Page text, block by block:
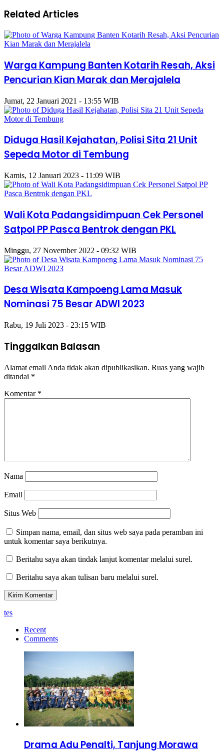
Related Articles
Warga Kampung Banten Kotarih Resah, Aksi
Pencurian Kian Marak dan Merajalela
Jumat, 22 Januari 2021 - 13:55 WIB
Diduga Hasil Kejahatan, Polisi Sita 21 Unit
Sepeda Motor di Tembung
Kamis, 12 Januari 2023 - 11:09 WIB
Wali Kota Padangsidimpuan Cek Personel
Satpol PP Pasca Bentrok dengan PKL
Minggu, 27 November 2022 - 09:32 WIB
Desa Wisata Kampoeng Lama Masuk
Nominasi 75 Besar ADWI 2023
Rabu, 19 Juli 2023 - 23:15 WIB
Tinggalkan Balasan
Alamat email Anda tidak akan dipublikasikan. Ruas yang wajib
ditandai *
Komentar *
Nama
Email
Situs Web
Simpan nama, email, dan situs web saya pada peramban ini
untuk komentar saya berikutnya.
Beritahu saya akan tindak lanjut komentar melalui surel.
Beritahu saya akan tulisan baru melalui surel.
tes
Recent
Comments
Drama Adu Penalti, Tanjung Morawa